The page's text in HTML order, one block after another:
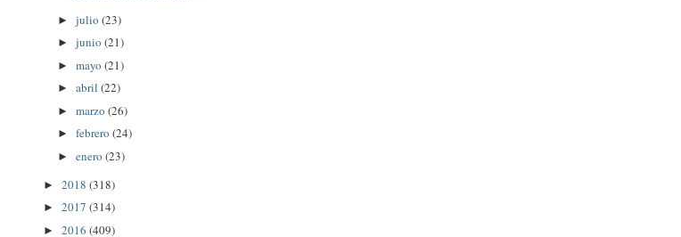
► julio (23)
► junio (21)
► mayo (21)
► abril (22)
► marzo (26)
► febrero (24)
► enero (23)
► 2018 (318)
► 2017 (314)
► 2016 (409)